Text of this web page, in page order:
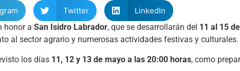
Twitter
LinkedIn
honor a San Isidro Labrador, que se desarrollarán del 11 al 15
al sector agrario y numerosas actividades festivas y culturales.
los días 11, 12 y 13 de mayo a las 20:00 horas, como